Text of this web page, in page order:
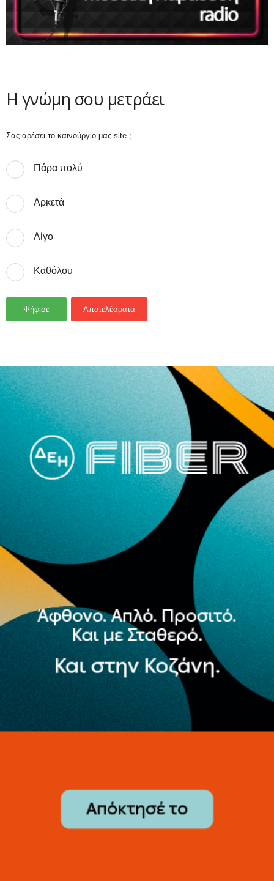
Η γνώμη σου μετράει
Σας αρέσει το καινούργιο μας site ;
Πάρα πολύ
Αρκετά
Λίγο
Καθόλου
Ψήφισε Αποτελέσματα
- Advertisement -